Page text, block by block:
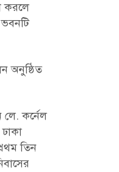
করলে
অনুষ্ঠিত
লে. কর্নেল
তিন